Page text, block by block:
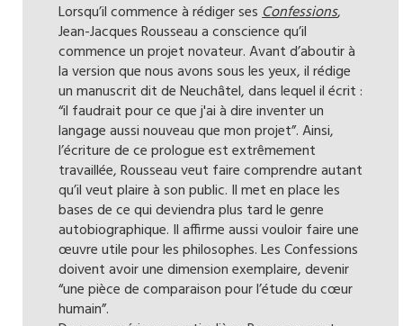
Lorsqu’il commence à rédiger sesConfessions,
Jean-Jacques Rousseau a conscience qu’il
commence un projet novateur. Avant d’aboutir à
la version que nous avons sous les yeux, il rédige
un manuscrit dit de Neuchâtel, dans lequel il écrit :
“il faudrait pour ce que j'ai à dire inventer un
langage aussi nouveau que mon projet”. Ainsi,
l’écriture de ce prologue est extrêmement
travaillée, Rousseau veut faire comprendre autant
qu’il veut plaire à son public. Il met en place les
bases de ce qui deviendra plus tard le genre
autobiographique. Il affirme aussi vouloir faire une
œuvre utile pour les philosophes. Les Confessions
doivent avoir une dimension exemplaire, devenir
“une pièce de comparaison pour l’étude du cœur
humain”.